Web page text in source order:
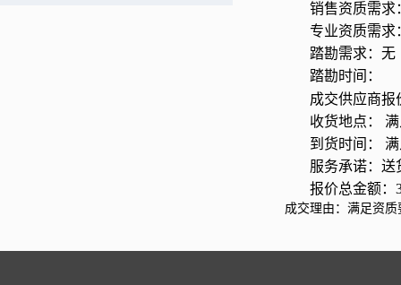
销售资质需求
专业资质需求
踏勘需求：无
踏勘时间：
成交供应商报
收货地点：
到货时间：
服务承诺：送
报价总金额：
成交理由：满足资